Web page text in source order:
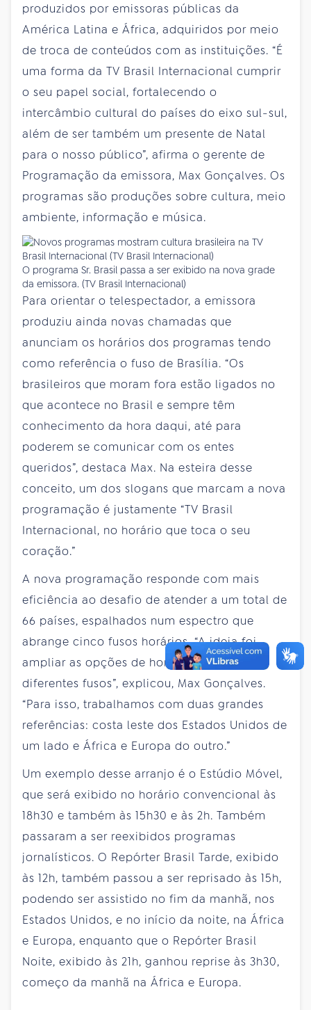
produzidos por emissoras públicas da
América Latina e África, adquiridos por meio
de troca de conteúdos com as instituições. “É
uma forma da TV Brasil Internacional cumprir
o seu papel social, fortalecendo o
intercâmbio cultural do países do eixo sul-sul,
além de ser também um presente de Natal
para o nosso público”, afirma o gerente de
Programação da emissora, Max Gonçalves. Os
programas são produções sobre cultura, meio
ambiente, informação e música.
O programa Sr. Brasil passa a ser exibido na nova grade
da emissora. (TV Brasil Internacional)
Para orientar o telespectador, a emissora
produziu ainda novas chamadas que
anunciam os horários dos programas tendo
como referência o fuso de Brasília. “Os
brasileiros que moram fora estão ligados no
que acontece no Brasil e sempre têm
conhecimento da hora daqui, até para
poderem se comunicar com os entes
queridos”, destaca Max. Na esteira desse
conceito, um dos slogans que marcam a nova
programação é justamente “TV Brasil
Internacional, no horário que toca o seu
coração.”
A nova programação responde com mais
eficiência ao desafio de atender a um total de
66 países, espalhados num espectro que
abrange cinco fusos horários. “A ideia foi
ampliar as opções de horário para os
diferentes fusos”, explicou, Max Gonçalves.
“Para isso, trabalhamos com duas grandes
referências: costa leste dos Estados Unidos de
um lado e África e Europa do outro.”
Um exemplo desse arranjo é o Estúdio Móvel,
que será exibido no horário convencional às
18h30 e também às 15h30 e às 2h. Também
passaram a ser reexibidos programas
jornalísticos. O Repórter Brasil Tarde, exibido
às 12h, também passou a ser reprisado às 15h,
podendo ser assistido no fim da manhã, nos
Estados Unidos, e no início da noite, na África
e Europa, enquanto que o Repórter Brasil
Noite, exibido às 21h, ganhou reprise às 3h30,
começo da manhã na África e Europa.